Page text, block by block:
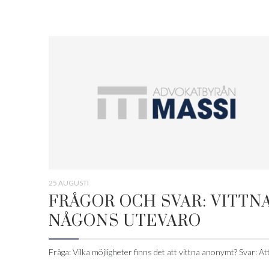
25 AUGUSTI
FRÅGOR OCH SVAR:
NÅGONS UTEVARO
Fråga: Vilka möjligheter finns det att vittna anonymt? Svar: